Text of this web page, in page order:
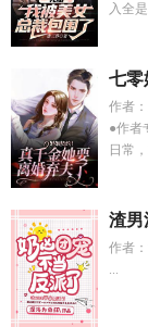
入全
七零
作者
●作者
日常
渣男
作者
...